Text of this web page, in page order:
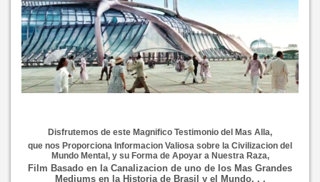
Disfrutemos de este Magnifico Testimonio del Mas Alla,
que nos Proporciona Informacion Valiosa sobre la Civilizacion del
Mundo Mental, y su Forma de Apoyar a Nuestra Raza,
Film Basado en la Canalizacion de uno de los Mas Grandes
Mediums en la Historia de Brasil y el Mundo. . .